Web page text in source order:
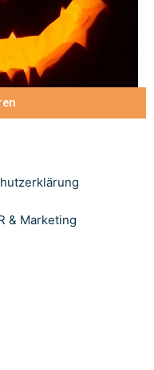
& Marketing